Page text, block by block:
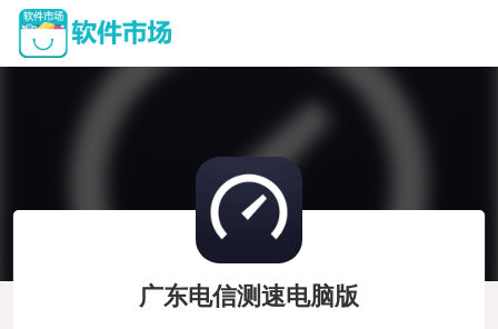
广东电信测速电脑版